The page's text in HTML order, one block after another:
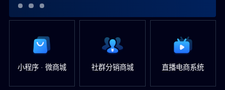
小程序 · 微商城 社群分销商城 直播电商系统